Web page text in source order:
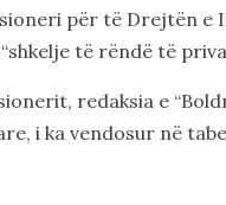
për të Drejtën
të rëndë të
redaksia e
i ka vendosur në